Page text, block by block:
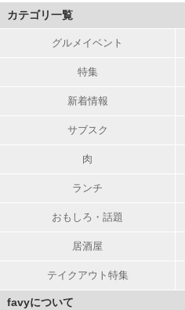
カテゴリ一覧
グルメイベント
特集
新着情報
サブスク
肉
ランチ
おもしろ・話題
居酒屋
テイクアウト特集
favyについて